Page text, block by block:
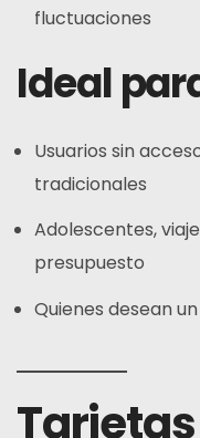
fluctuaciones
Ideal
Usuarios sin
tradicionales
Adolescentes,
presupuesto
Quienes desean
Tarjetas